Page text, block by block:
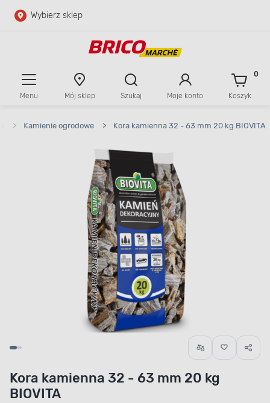
Przejdź do głównej zawartości
Wybierz sklep
Menu Mój sklep Szukaj Moje konto Koszyk
0
> Kamienie ogrodowe > Kora kamienna 32 - 63 mm 20 kg BIOVITA
Kora kamienna 32 - 63 mm 20 kg
BIOVITA